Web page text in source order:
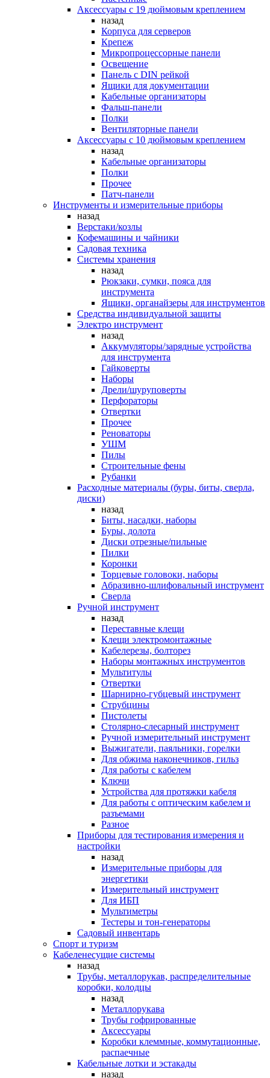
Аксессуары с 19 дюймовым креплением
назад
Корпуса для серверов
Крепеж
Микропроцессорные панели
Освещение
Панель с DIN рейкой
Ящики для документации
Кабельные организаторы
Фальш-панели
Полки
Вентиляторные панели
Аксессуары с 10 дюймовым креплением
назад
Кабельные организаторы
Полки
Прочее
Патч-панели
Инструменты и измерительные приборы
назад
Верстаки/козлы
Кофемашины и чайники
Садовая техника
Системы хранения
назад
Рюкзаки, сумки, пояса для
инструмента
Ящики, органайзеры для инструментов
Средства индивидуальной защиты
Электро инструмент
назад
Аккумуляторы/зарядные устройства
для инструмента
Гайковерты
Наборы
Дрели/шуруповерты
Перфораторы
Отвертки
Прочее
Реноваторы
УШМ
Пилы
Строительные фены
Рубанки
Расходные материалы (буры, биты, сверла,
диски)
назад
Биты, насадки, наборы
Буры, долота
Диски отрезные/пильные
Пилки
Коронки
Торцевые головоки, наборы
Абразивно-шлифовальный инструмент
Сверла
Ручной инструмент
назад
Переставные клещи
Клещи электромонтажные
Кабелерезы, болторез
Наборы монтажных инструментов
Мультитулы
Отвертки
Шарнирно-губцевый инструмент
Струбцины
Пистолеты
Столярно-слесарный инструмент
Ручной измерительный инструмент
Выжигатели, паяльники, горелки
Для обжима наконечников, гильз
Для работы с кабелем
Ключи
Устройства для протяжки кабеля
Для работы с оптическим кабелем и
разъемами
Разное
Приборы для тестирования измерения и
настройки
назад
Измерительные приборы для
энергетики
Измерительный инструмент
Для ИБП
Мультиметры
Тестеры и тон-генераторы
Садовый инвентарь
Спорт и туризм
Кабеленесущие системы
назад
Трубы, металлорукав, распределительные
коробки, колодцы
назад
Металлорукава
Трубы гофрированные
Аксессуары
Коробки клеммные, коммутационные,
распаечные
Кабельные лотки и эстакады
назад